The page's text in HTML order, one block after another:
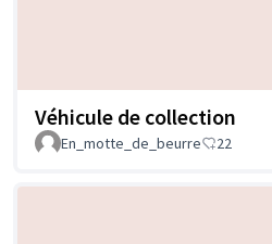
Véhicule de collection
En_motte_de_beurre 22